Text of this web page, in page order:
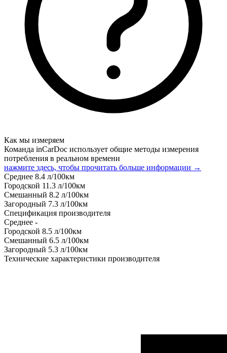
Как мы измеряем
Команда inCarDoc использует общие методы измерения
потребления в реальном времени
нажмите здесь, чтобы прочитать больше информации →
Среднее 8.4 л/100км
Городской 11.3 л/100км
Смешанный 8.2 л/100км
Загородный 7.3 л/100км
Спецификация производителя
Среднее -
Городской 8.5 л/100км
Смешанный 6.5 л/100км
Загородный 5.3 л/100км
Технические характеристики производителя